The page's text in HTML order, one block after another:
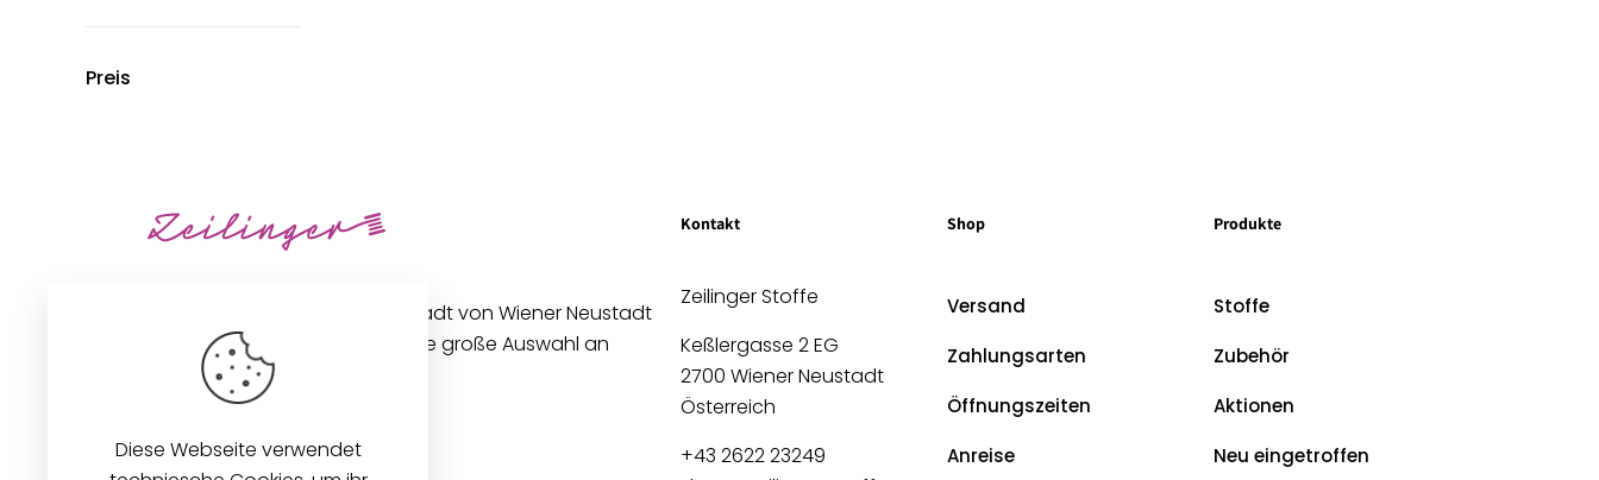
Preis
Unseren Betrieb in der Innenstadt von Wiener Neustadt
gibt es seit 1896. Wir bieten eine große Auswahl an
Stoffen und Zubehör an.
Kontakt
Zeilinger Stoffe
Keßlergasse 2 EG
2700 Wiener Neustadt
Österreich
+43 2622 23249
Shop
Versand
Zahlungsarten
Öffnungszeiten
Anreise
Produkte
Stoffe
Zubehör
Aktionen
Neu eingetroffen
Diese Webseite verwendet